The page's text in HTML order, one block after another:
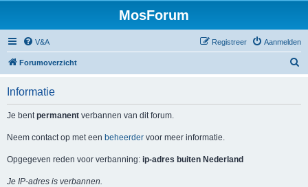
MosForum
V&A Aanmelden
Registreer
Forumoverzicht
Informatie
Je bentpermanent verbannen van dit forum.
Neem contact op met een beheerder voor meer informatie.
Opgegeven reden voor verbanning: ip-adres buiten Nederland
Je IP-adres is verbannen.